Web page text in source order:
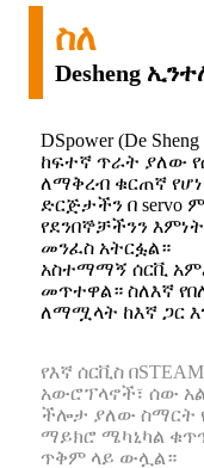
ስለ
Desheng
DSpower (De
ከፍተኛ ጥራት ያለው
ለማቅረብ ቁርጠኛ
ድርጅታችን በ servo
የደንበኞቻችንን
መንፈስ አትርፏል።
አስተማማኝ ሰርቪ
መጥተዋል። ስለእኛ
ለማሟላት ከእኛ ጋር
የእኛ ሰርቪስ
አውሮፕላኖች፣ ሰው
ችሎታ ያለው ስማርት
ማይክሮ ሜካኒካል
ጥቅም ላይ ውሏል።